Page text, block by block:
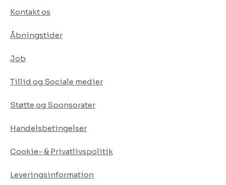
Kontakt os
Åbningstider
Job
Tillid og Sociale medier
Støtte og Sponsorater
Handelsbetingelser
Cookie- & Privatlivspolitik
Leveringsinformation